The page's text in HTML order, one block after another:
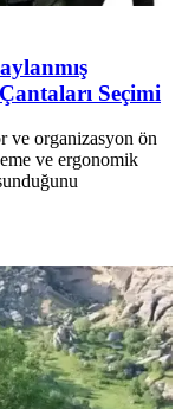
Seçimi
ve organizasyon ön
ve ergonomik